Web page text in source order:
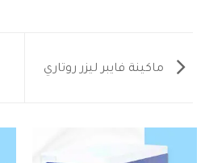
ماكينة فايبر ليزر روتاري